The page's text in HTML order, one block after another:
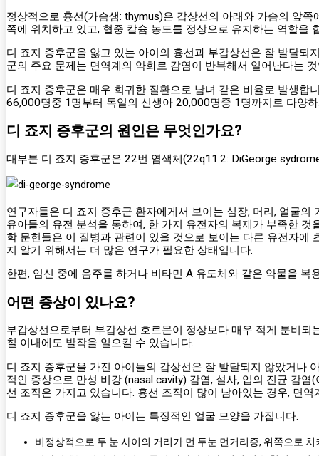
정상적으로 흉선(가슴샘: thymus)은 갑상선의 아래와 가슴의 앞
쪽에 위치하고 있고, 혈중 칼슘 농도를 정상으로 유지하는 역할을
디 죠지 증후군을 앓고 있는 아이의 흉선과 부갑상선은 잘 발달
군의 주요 문제는 면역계의 약화로 감염이 반복해서 일어난다는
디 죠지 증후군은 매우 희귀한 질환으로 남녀 같은 비율로 발생
66,000명중 1명부터 독일의 신생아 20,000명중 1명까지로 다양
디 죠지 증후군의 원인은 무엇인가요?
대부분 디 죠지 증후군은 22번 염색체(22q11.2: DiGeorge
연구자들은 디 죠지 증후군 환자에게서 보이는 심장, 머리, 얼굴
유아들의 유전 분석을 통하여, 한 가지 유전자의 복제가 부족한
학 문헌들은 이 질병과 관련이 있을 것으로 보이는 다른 유전자
지 알기 위해서는 더 많은 연구가 필요한 상태입니다.
한편, 임신 중에 음주를 하거나 비타민 A 유도체와 같은 약물을
어떤 증상이 있나요?
부갑상선으로부터 부갑상선 호르몬이 정상보다 매우 적게 분비
칠 이내에도 발작을 일으킬 수 있습니다.
디 죠지 증후군을 가진 아이들의 갑상선은 잘 발달되지 않았거나
적인 증상으로 만성 비강 (nasal cavity) 감염, 설사, 입의 진균 감
선 조직은 가지고 있습니다. 흉선 조직이 많이 남아있는 경우, 면
디 죠지 증후군을 앓는 아이는 특징적인 얼굴 모양을 가집니다.
비정상적으로 두 눈 사이의 거리가 먼 두눈 먼거리증, 위쪽으로